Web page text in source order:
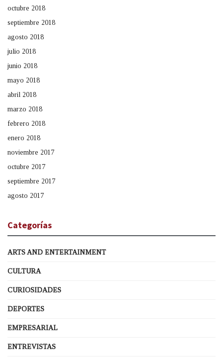
octubre 2018
septiembre 2018
agosto 2018
julio 2018
junio 2018
mayo 2018
abril 2018
marzo 2018
febrero 2018
enero 2018
noviembre 2017
octubre 2017
septiembre 2017
agosto 2017
Categorías
ARTS AND ENTERTAINMENT
CULTURA
CURIOSIDADES
DEPORTES
EMPRESARIAL
ENTREVISTAS